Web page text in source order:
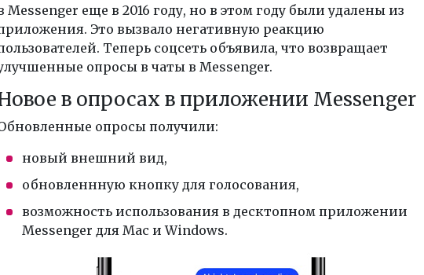
Messenger еще в 2016 году, но в этом году были удалены из
Это вызвало негативную реакцию
Теперь соцсеть объявила, что возвращает
опросы в чаты в Messenger.
в опросах в приложении Messenger
опросы получили:
новый внешний вид,
обновленнную кнопку для голосования,
возможность использования в десктопном приложении
Messenger для Mac и Windows.